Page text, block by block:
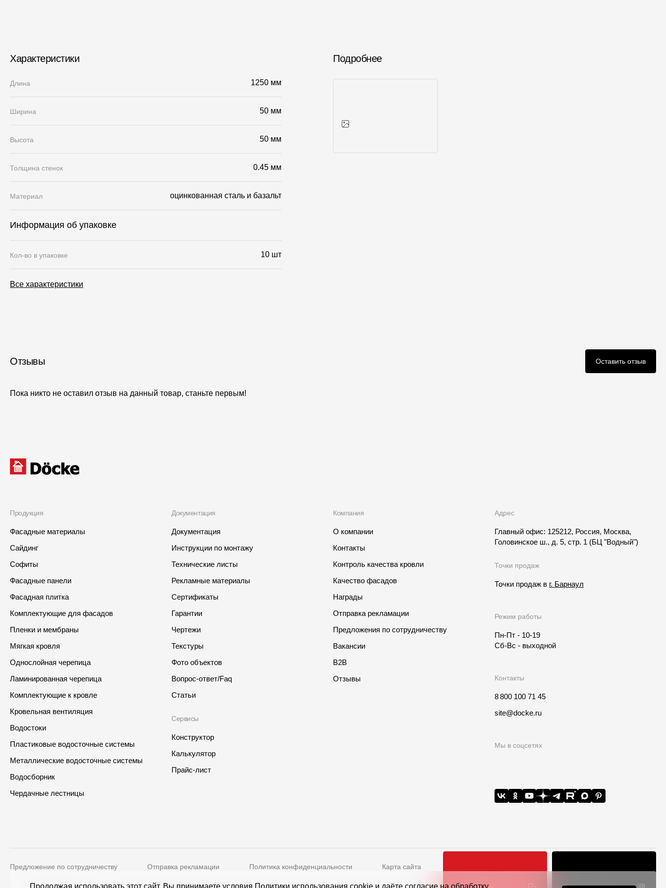
Где купить?
Контакты Адрес Режим работы
Характеристики
Длина 1250 мм
Ширина 50 мм
Высота 50 мм
Толщина стенок 0.45 мм
Материал оцинкованная сталь и базальт
Информация об упаковке
Кол-во в упаковке 10 шт
Все характеристики
Подробнее
Отзывы Оставить отзыв
Пока никто не оставил отзыв на данный товар, станьте первым!
Продукция
Фасадные материалы
Сайдинг
Софиты
Фасадные панели
Фасадная плитка
Комплектующие для фасадов
Пленки и мембраны
Мягкая кровля
Однослойная черепица
Ламинированная черепица
Комплектующие к кровле
Кровельная вентиляция
Водостоки
Пластиковые водосточные системы
Металлические водосточные системы
Водосборник
Чердачные лестницы
Документация
Документация
Инструкции по монтажу
Технические листы
Рекламные материалы
Сертификаты
Гарантии
Чертежи
Текстуры
Фото объектов
Вопрос-ответ/Faq
Статьи
Сервисы
Конструктор
Калькулятор
Прайс-лист
Компания
О компании
Контакты
Контроль качества кровли
Качество фасадов
Награды
Отправка рекламации
Предложения по сотрудничеству
Вакансии
B2B
Отзывы
Адрес
Главный офис: 125212, Россия, Москва,
Головинское ш., д. 5, стр. 1 (БЦ "Водный")
Точки продаж
Точки продаж в г. Барнаул
Режим работы
Пн-Пт - 10-19
Сб-Вс - выходной
Контакты
8 800 100 71 45
site@docke.ru
Мы в соцсетях
Предложение по сотрудничеству Отправка рекламации Политика конфиденциальности Карта сайта
Продолжая использовать этот сайт, Вы принимаете условия Политики использования cookie и даёте согласие на обработку